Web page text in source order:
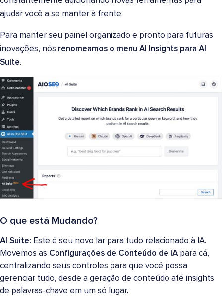
ajudar você a se manter à frente.
Para manter seu painel organizado e pronto para futuras
inovações, nós renomeamos o menu AI Insights para AI
Suite.
O que está Mudando?
AI Suite: Este é seu novo lar para tudo relacionado à IA.
Movemos as Configurações de Conteúdo de IApara cá,
centralizando seus controles para que você possa
gerenciar tudo, desde a geração de conteúdo até insights
de palavras-chave em um só lugar.